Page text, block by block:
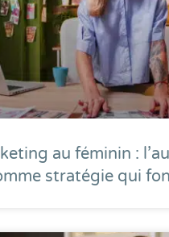
au féminin :
stratégie qui